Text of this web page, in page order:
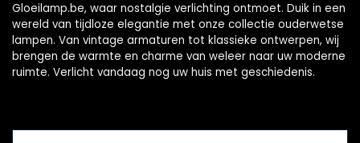
Gloeilamp.be, waar nostalgie verlichting ontmoet. Duik in een
wereld van tijdloze elegantie met onze collectie ouderwetse
lampen. Van vintage armaturen tot klassieke ontwerpen, wij
brengen de warmte en charme van weleer naar uw moderne
ruimte. Verlicht vandaag nog uw huis met geschiedenis.